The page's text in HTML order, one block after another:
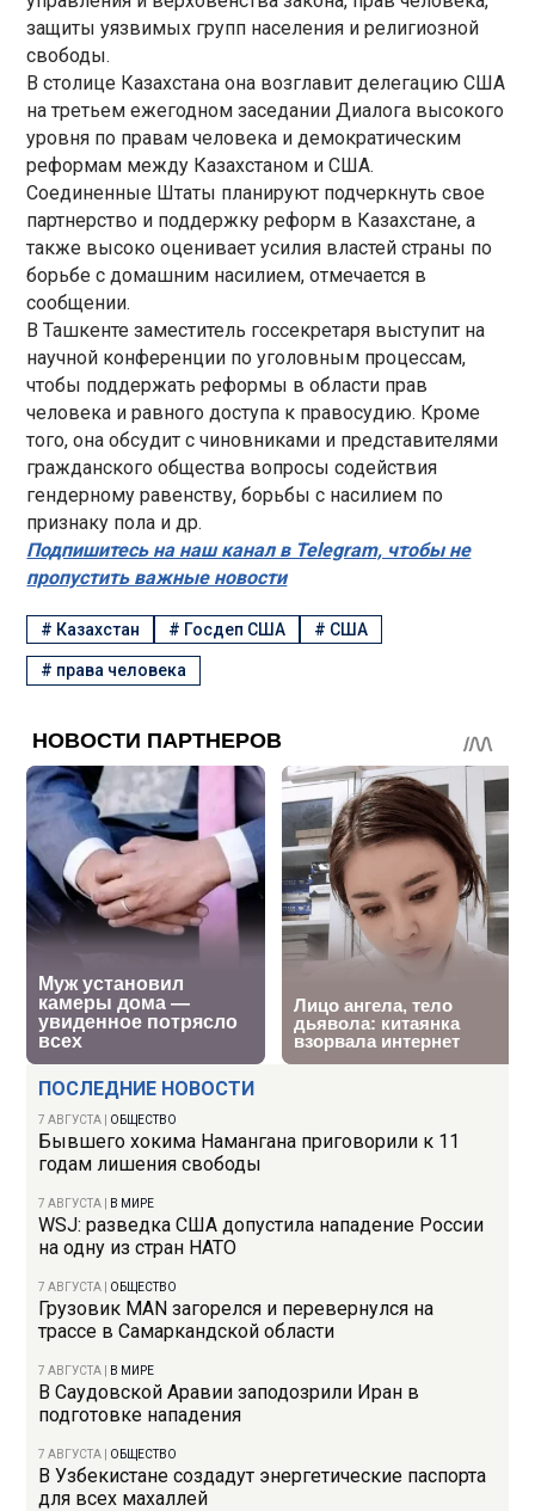
ПОСЛЕДНИЕ НОВОСТИ
7 АВГУСТА ОБЩЕСТВО
Бывшего хокима Намангана приговорили к 11
годам лишения свободы
7 АВГУСТА В МИРЕ
WSJ: разведка США допустила нападение России
на одну из стран НАТО
7 АВГУСТА ОБЩЕСТВО
Грузовик MAN загорелся и перевернулся на
трассе в Самаркандской области
7 АВГУСТА В МИРЕ
В Саудовской Аравии заподозрили Иран в
подготовке нападения
7 АВГУСТА ОБЩЕСТВО
В Узбекистане создадут энергетические паспорта
для всех махаллей
защиты уязвимых групп населения и религиозной
свободы.
В столице Казахстана она возглавит делегацию США
на третьем ежегодном заседании Диалога высокого
уровня по правам человека и демократическим
реформам между Казахстаном и США.
Соединенные Штаты планируют подчеркнуть свое
партнерство и поддержку реформ в Казахстане, а
также высоко оценивает усилия властей страны по
борьбе с домашним насилием, отмечается в
сообщении.
В Ташкенте заместитель госсекретаря выступит на
научной конференции по уголовным процессам,
чтобы поддержать реформы в области прав
человека и равного доступа к правосудию. Кроме
того, она обсудит с чиновниками и представителями
гражданского общества вопросы содействия
гендерному равенству, борьбы с насилием по
признаку пола и др.
Подпишитесь на наш канал в Telegram, чтобы не
пропустить важные новости
# Казахстан # Госдеп США # США
# права человека